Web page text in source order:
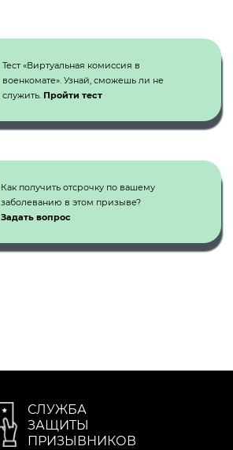
Тест «Виртуальная комиссия в
военкомате». Узнай, сможешь ли не
служить. Пройти тест
Как получить отсрочку по вашему
заболеванию в этом призыве?
Задать вопрос
СЛУЖБА
ЗАЩИТЫ
ПРИЗЫВНИКОВ